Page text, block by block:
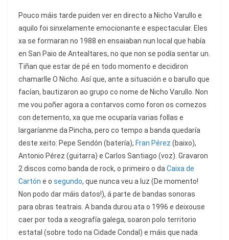
Pouco máis tarde puiden ver en directo a Nicho Varullo e
aquilo foi sinxelamente emocionante e espectacular. Eles
xa se formaran no 1988 en ensaiaban nun local que había
en San Paio de Antealtares, no que non se podía sentar un.
Tiñan que estar de pé en todo momento e decidiron
chamarlle O Nicho. Así que, ante a situación e o barullo que
facían, bautizaron ao grupo co nome de Nicho Varullo. Non
me vou poñer agora a contarvos como foron os comezos
con detemento, xa que me ocuparía varias follas e
largaríanme da Pincha, pero co tempo a banda quedaría
deste xeito: Pepe Sendón (batería), Fran Pérez (baixo),
Antonio Pérez (guitarra) e Carlos Santiago (voz). Gravaron
2 discos como banda de rock, o primeiro o da Caixa de
Cartón e o segundo, que nunca veu a luz (De momento!
Non podo dar máis datos!), á parte de bandas sonoras
para obras teatrais. A banda durou ata o 1996 e deixouse
caer por toda a xeografía galega, soaron polo territorio
estatal (sobre todo na Cidade Condal) e máis que nada